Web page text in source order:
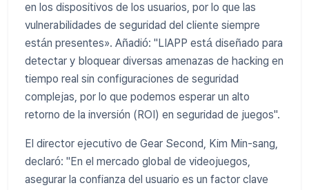
en los dispositivos de los usuarios, por lo que las
vulnerabilidades de seguridad del cliente siempre
están presentes». Añadió: "LIAPP está diseñado para
detectar y bloquear diversas amenazas de hacking en
tiempo real sin configuraciones de seguridad
complejas, por lo que podemos esperar un alto
retorno de la inversión (ROI) en seguridad de juegos".
El director ejecutivo de Gear Second, Kim Min-sang,
declaró: "En el mercado global de videojuegos,
asegurar la confianza del usuario es un factor clave